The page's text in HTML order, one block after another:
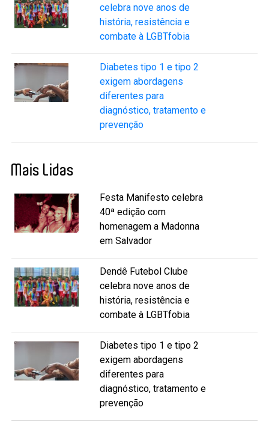
celebra nove anos de
história, resistência e
combate à LGBTfobia
Diabetes tipo 1 e tipo 2
exigem abordagens
diferentes para
diagnóstico, tratamento e
prevenção
Mais Lidas
Festa Manifesto celebra
40ª edição com
homenagem a Madonna
em Salvador
Dendê Futebol Clube
celebra nove anos de
história, resistência e
combate à LGBTfobia
Diabetes tipo 1 e tipo 2
exigem abordagens
diferentes para
diagnóstico, tratamento e
prevenção